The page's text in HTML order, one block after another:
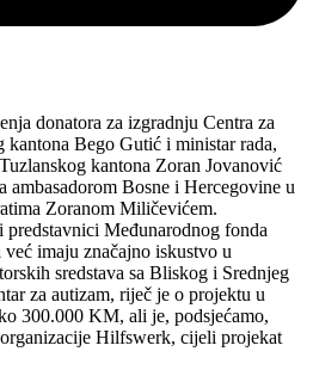
donatora za izgradnju Centra za
kantona Bego Gutić i ministar rada,
kantona Zoran Jovanović
ambasadorom Bosne i Hercegovine u
Zoranom Miličevićem.
predstavnici Međunarodnog fonda
imaju značajno iskustvo u
sredstava sa Bliskog i Srednjeg
za autizam, riječ je o projektu u
300.000 KM, ali je, podsjećamo,
Hilfswerk, cijeli projekat